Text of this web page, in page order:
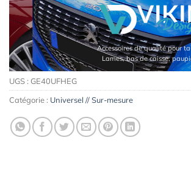
Accessoires de qualité pour ta
Lames, bas de caisse, paupières,
UGS : GE40UFHEG
Catégorie : Universel // Sur-mesure